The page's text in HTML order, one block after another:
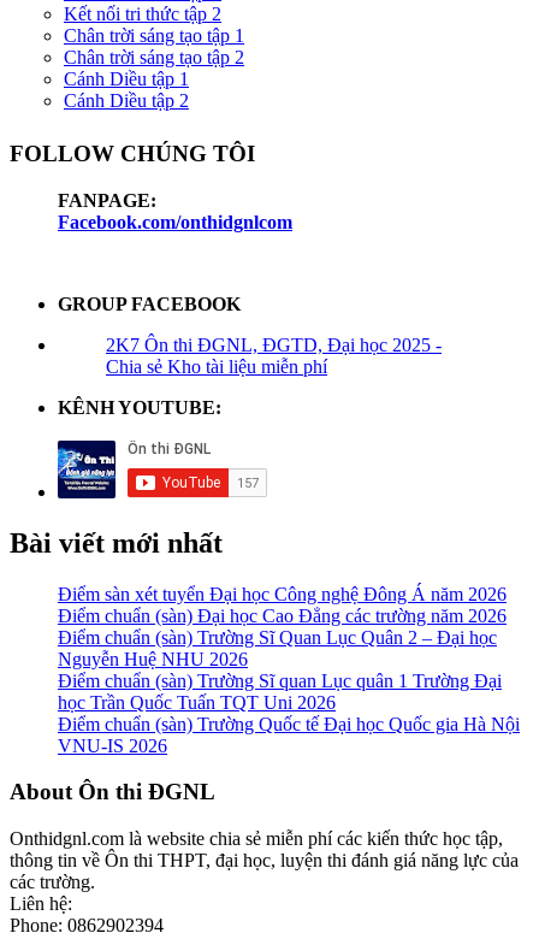
Kết nối tri thức tập 2
Chân trời sáng tạo tập 1
Chân trời sáng tạo tập 2
Cánh Diều tập 1
Cánh Diều tập 2
FOLLOW CHÚNG TÔI
FANPAGE:
Facebook.com/onthidgnlcom
GROUP FACEBOOK
2K7 Ôn thi ĐGNL, ĐGTD, Đại học 2025 -
Chia sẻ Kho tài liệu miễn phí
KÊNH YOUTUBE:
Bài viết mới nhất
Điểm sàn xét tuyển Đại học Công nghệ Đông Á năm 2026
Điểm chuẩn (sàn) Đại học Cao Đẳng các trường năm 2026
Điểm chuẩn (sàn) Trường Sĩ Quan Lục Quân 2 – Đại học
Nguyễn Huệ NHU 2026
Điểm chuẩn (sàn) Trường Sĩ quan Lục quân 1 Trường Đại
học Trần Quốc Tuấn TQT Uni 2026
Điểm chuẩn (sàn) Trường Quốc tế Đại học Quốc gia Hà Nội
VNU-IS 2026
Footer
About Ôn thi ĐGNL
Onthidgnl.com là website chia sẻ miễn phí các kiến thức học tập,
thông tin về Ôn thi THPT, đại học, luyện thi đánh giá năng lực của
các trường.
Liên hệ:
Phone: 0862902394